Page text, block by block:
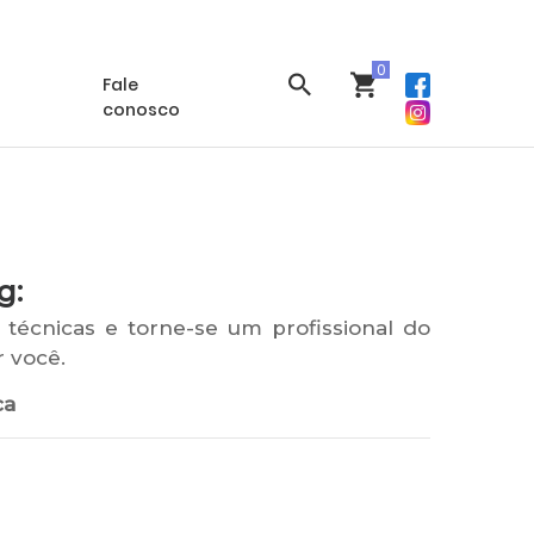
Suporte
Fale
conosco
e torne-se um profissional do
você.